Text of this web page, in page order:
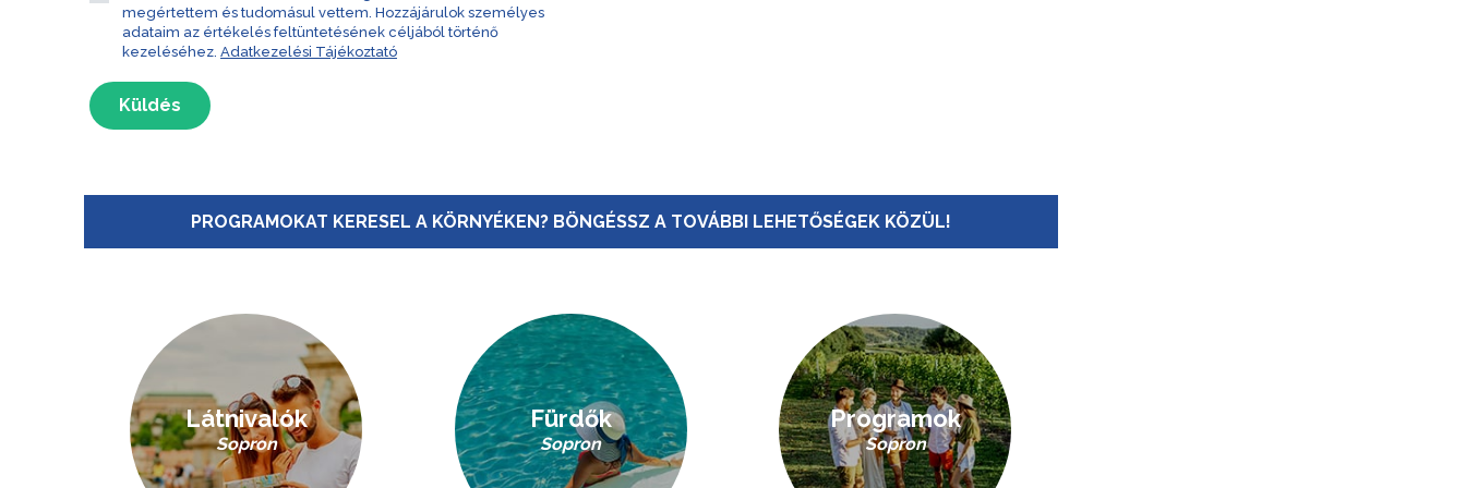
megértettem és tudomásul vettem. Hozzájárulok személyes
adataim az értékelés feltüntetésének céljából történő
kezeléséhez. Adatkezelési Tájékoztató
Küldés
PROGRAMOKAT KERESEL A KÖRNYÉKEN? BÖNGÉSSZ A TOVÁBBI LEHETŐSÉGEK KÖZÜL!
Látnivalók
Sopron
Fürdők
Sopron
Programok
Sopron